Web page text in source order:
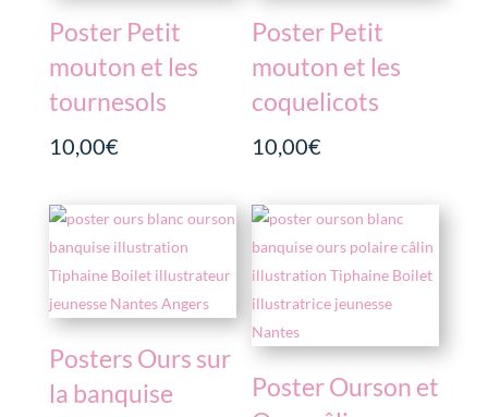
Poster Petit
mouton et les
tournesols
10,00€
Poster Petit
mouton et les
coquelicots
10,00€
Posters Ours sur
la banquise
Poster Ourson et